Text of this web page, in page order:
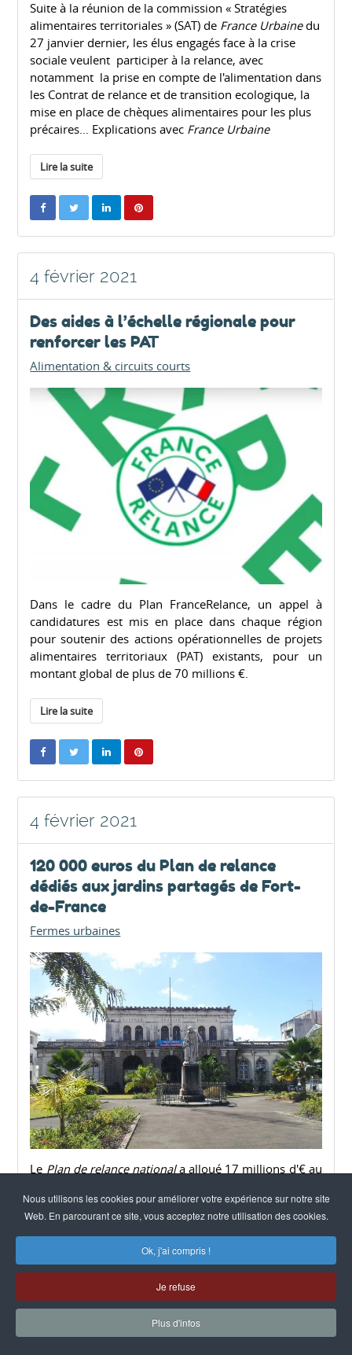
Suite à la réunion de la commission « Stratégies
alimentaires territoriales » (SAT) de France Urbainedu
27 janvier dernier, les élus engagés face à la crise
sociale veulent participer à la relance, avec
notamment la prise en compte de l'alimentation dans
les Contrat de relance et de transition ecologique, la
mise en place de chèques alimentaires pour les plus
précaires... Explications avec France Urbaine
Lire la suite
4 février 2021
Des aides à l’échelle régionale pour
renforcer les PAT
Alimentation & circuits courts
Dans le cadre du Plan FranceRelance, un appel à
candidatures est mis en place dans chaque région
pour soutenir des actions opérationnelles de projets
alimentaires territoriaux (PAT) existants, pour un
montant global de plus de 70 millions €.
Lire la suite
4 février 2021
120 000 euros du Plan de relance
dédiés aux jardins partagés de Fort-
de-France
Fermes urbaines
Le Plan de relance nationala alloué 17 millions d'€ au
ci, 120 000 € sont destinés à la Martinique. Le
développement de l'agriculture urbaine en Martinique
s’en trouve ainsi renforcé et notamment les initiatives
lancées à Fort-de France.
Nous utilisons les cookies pour améliorer votre expérience sur notre site
Web. En parcourant ce site, vous acceptez notre utilisation des cookies.
Ok, j'ai compris !
Je refuse
Plus d'infos